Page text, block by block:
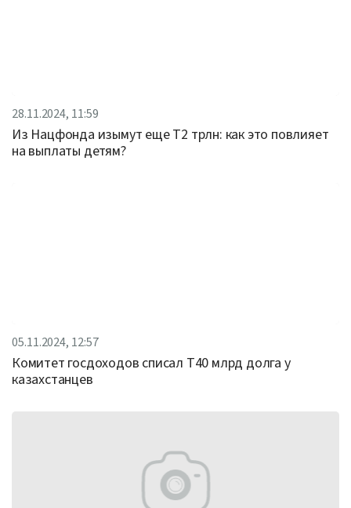
28.11.2024, 11:59
Из Нацфонда изымут еще Т2 трлн: как это повлияет
на выплаты детям?
05.11.2024, 12:57
Комитет госдоходов списал Т40 млрд долга у
казахстанцев